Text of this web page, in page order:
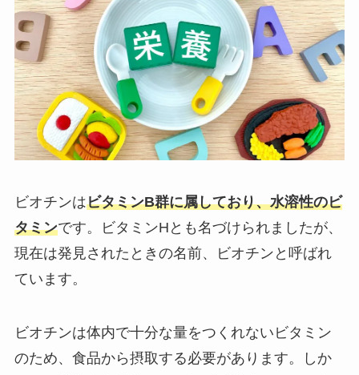
ビオチンはビタミンB群に属しており、水溶性のビ
タミンです。ビタミンHとも名づけられましたが、
現在は発見されたときの名前、ビオチンと呼ばれ
ています。
ビオチンは体内で十分な量をつくれないビタミン
のため、食品から摂取する必要があります。しか